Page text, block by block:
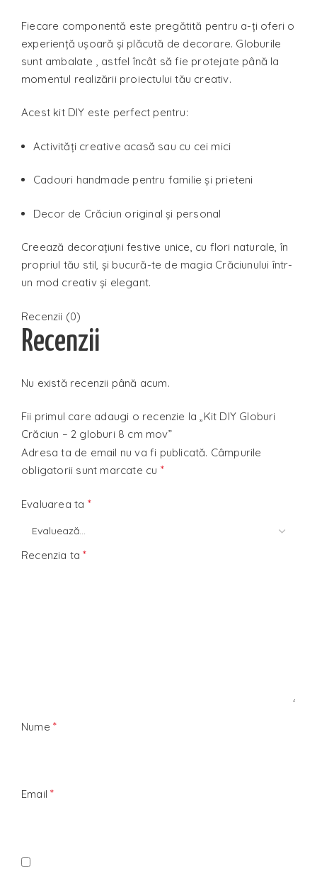
Fiecare componentă este pregătită pentru a-ți oferi o
experiență ușoară și plăcută de decorare. Globurile
sunt ambalate , astfel încât să fie protejate până la
momentul realizării proiectului tău creativ.
Acest kit DIY este perfect pentru:
Activități creative acasă sau cu cei mici
Cadouri handmade pentru familie și prieteni
Decor de Crăciun original și personal
Creează decorațiuni festive unice, cu flori naturale, în
propriul tău stil, și bucură-te de magia Crăciunului într-
un mod creativ și elegant.
Recenzii (0)
Recenzii
Nu există recenzii până acum.
Fii primul care adaugi o recenzie la „Kit DIY Globuri
Crăciun – 2 globuri 8 cm mov”
Adresa ta de email nu va fi publicată. Câmpurile
obligatorii sunt marcate cu *
Evaluarea ta *
Recenzia ta*
Nume *
Email*